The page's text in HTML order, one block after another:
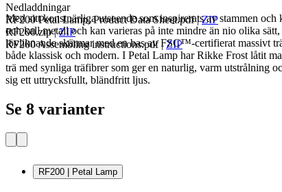
Nedladdningar
RF200 Petal Lamp, Product Data Sheet.pdf|ZIP
RF200.zip|ZIP
RF200 Assembling instructions.pdf|ZIP
Med sitt konstnärliga utseende som inspirerats av stammen
och kall metall och kan varieras på inte mindre än nio olika
lövliknande skärmar med en bas av FSC™-certifierat massivt
både klassisk och modern. I Petal Lamp har Rikke Frost låtit
trä med synliga träfibrer som ger en naturlig, varm utstrålning
sig ett uttrycksfullt, bländfritt ljus.
Se 8 varianter
RF200 | Petal Lamp